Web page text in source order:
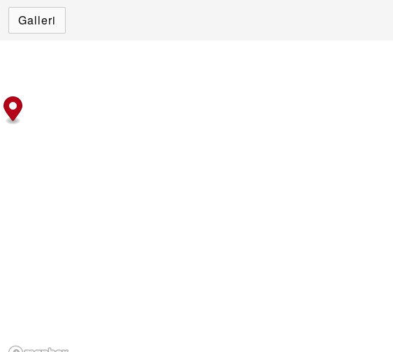
Galleri